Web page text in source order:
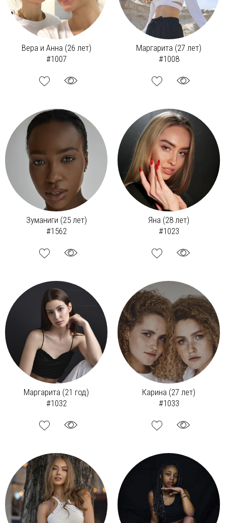
Вера и Анна (26 лет)
#1007
Маргарита (27 лет)
#1008
Зуманиги (25 лет)
#1562
Яна (28 лет)
#1023
Маргарита (21 год)
#1032
Карина (27 лет)
#1033